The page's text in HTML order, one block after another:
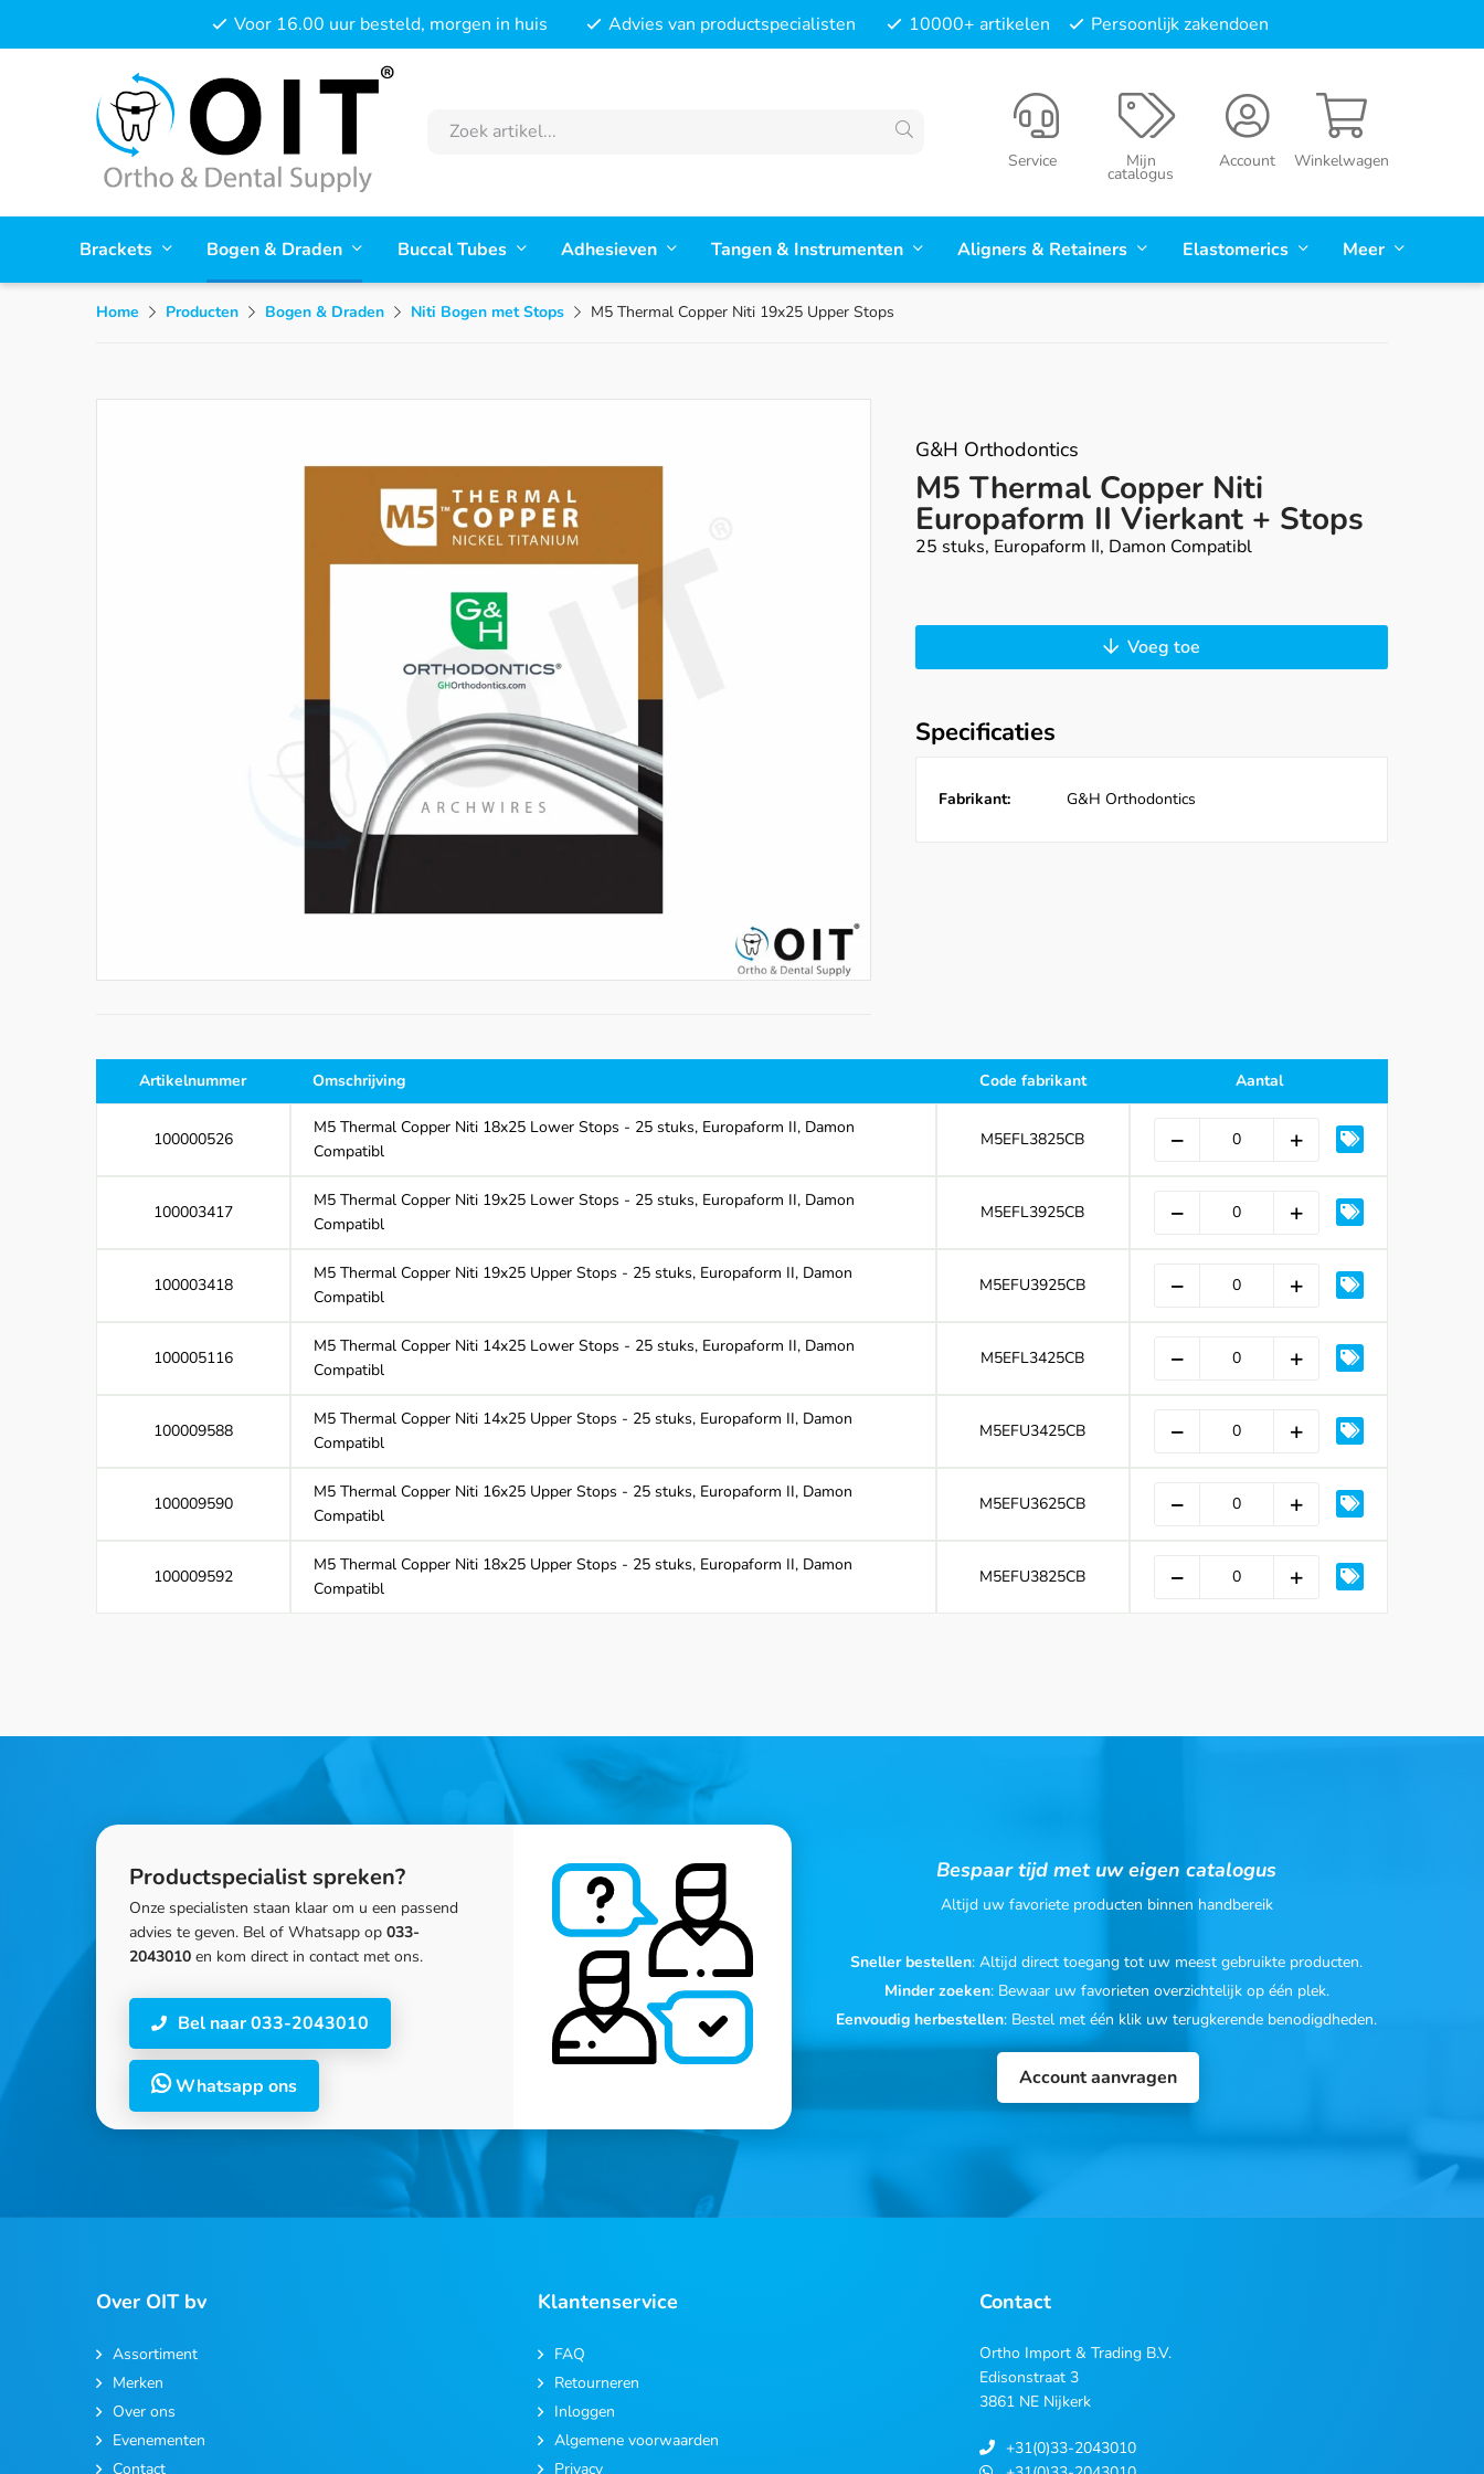
Voor 16.00 uur besteld, morgen in huis Advies van productspecialisten 10000+ artikelen Persoonlijk zakendoen
Winkelwagen
Account
Mijn
catalogus
Service
Brackets Bogen & Draden Buccal Tubes Adhesieven Tangen & Instrumenten Aligners & Retainers Elastomerics Meer
Home Producten Bogen & Draden Niti Bogen met Stops M5 Thermal Copper Niti 19x25 Upper Stops
G&H Orthodontics
M5 Thermal Copper Niti
Europaform II Vierkant + Stops
25 stuks, Europaform II, Damon Compatibl
Voeg toe
Specificaties
Fabrikant: G&H Orthodontics
Artikelnummer Omschrijving Code fabrikant Aantal
100000526
M5 Thermal Copper Niti 18x25 Lower Stops - 25 stuks, Europaform II, Damon
Compatibl
M5EFL3825CB
100003417
M5 Thermal Copper Niti 19x25 Lower Stops - 25 stuks, Europaform II, Damon
Compatibl
M5EFL3925CB
100003418
M5 Thermal Copper Niti 19x25 Upper Stops - 25 stuks, Europaform II, Damon
Compatibl
M5EFU3925CB
100005116
M5 Thermal Copper Niti 14x25 Lower Stops - 25 stuks, Europaform II, Damon
Compatibl
M5EFL3425CB
100009588
M5 Thermal Copper Niti 14x25 Upper Stops - 25 stuks, Europaform II, Damon
Compatibl
M5EFU3425CB
100009590
M5 Thermal Copper Niti 16x25 Upper Stops - 25 stuks, Europaform II, Damon
Compatibl
M5EFU3625CB
100009592
M5 Thermal Copper Niti 18x25 Upper Stops - 25 stuks, Europaform II, Damon
Compatibl
M5EFU3825CB
Productspecialist spreken?
Onze specialisten staan klaar om u een passend
advies te geven. Bel of Whatsapp op 033-
2043010 en kom direct in contact met ons.
Bel naar 033-2043010
Whatsapp ons
Bespaar tijd met uw eigen catalogus
Altijd uw favoriete producten binnen handbereik
Sneller bestellen: Altijd direct toegang tot uw meest gebruikte producten.
Minder zoeken: Bewaar uw favorieten overzichtelijk op één plek.
Eenvoudig herbestellen: Bestel met één klik uw terugkerende benodigdheden.
Account aanvragen
Over OIT bv
Assortiment
Merken
Over ons
Evenementen
Contact
Klantenservice
FAQ
Retourneren
Inloggen
Algemene voorwaarden
Privacy
Contact
Ortho Import & Trading B.V.
Edisonstraat 3
3861 NE Nijkerk
+31(0)33-2043010